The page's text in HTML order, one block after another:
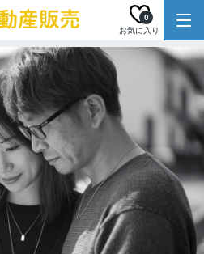
お気に入り
0